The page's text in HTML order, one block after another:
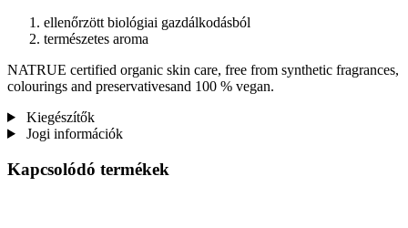
ellenőrzött biológiai gazdálkodásból
természetes aroma
NATRUE certified organic skin care, free from synthetic fragrances,
colourings and preservativesand 100 % vegan.
Kiegészítők
Jogi információk
Kapcsolódó termékek